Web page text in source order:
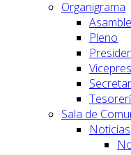
Organigrama
Pleno
Sala de
Noticias